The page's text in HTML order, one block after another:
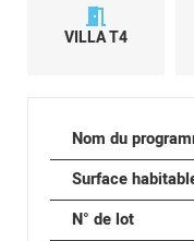
meeting_room
VILLA T4
Nom du
Surface
N° de lot